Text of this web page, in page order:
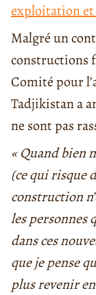
exploitation et
Malgré un
constructions
Comité pour
Tadjikistan a
ne sont pas
« Quand bien
(ce qui risque
construction
les personnes
dans ces
que je pense
plus revenir